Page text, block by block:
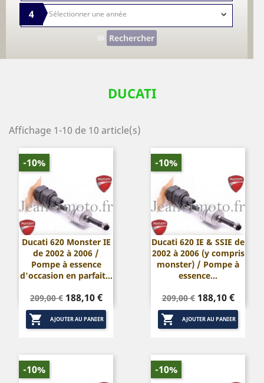
4
Rechercher
DUCATI
Affichage 1-10 de 10 article(s)
Ducati 620 Monster IE
de 2002 à 2006 /
Pompe à essence
d'occasion en parfait...
Prix
de
base
209,00 € Prix
188,10 €
 AJOUTER AU PANIER
-10%
Ducati 620 IE & SSIE de
2002 à 2006 (y compris
monster) / Pompe à
essence...
Prix
de
base
209,00 € Prix
188,10 €
 AJOUTER AU PANIER
-10%
-10% -10%